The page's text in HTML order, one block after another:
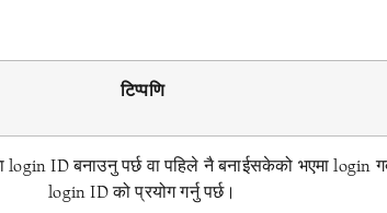
टिप्पणि
login ID बनाउनु पर्छ वा पहिले नै बनाईसकेको भएमा login
login ID को प्रयोग गर्नु पर्छ।